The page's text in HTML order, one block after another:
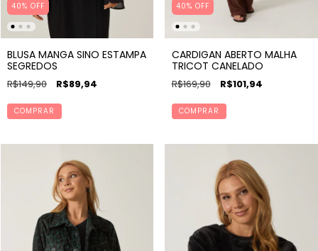
40% OFF
BLUSA MANGA SINO ESTAMPA
SEGREDOS
R$149,90 R$89,94
COMPRAR
40% OFF
CARDIGAN ABERTO MALHA
TRICOT CANELADO
R$169,90 R$101,94
COMPRAR